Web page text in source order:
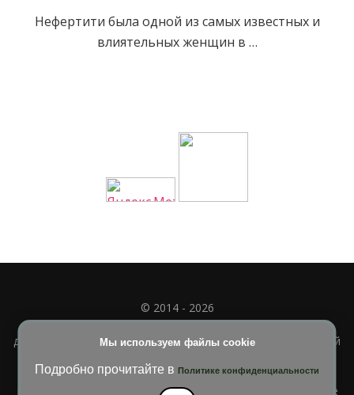
Нефертити была одной из самых известных и
влиятельных женщин в …
Мы используем файлы cookie
Подробно прочитайте в Политике конфиденциальности
© 2014 - 2026
Полное или частичное использование материала
допускается только при наличии активной и индексируемой
Blossom Diva | РазработанаТемы Blossom . На платформе